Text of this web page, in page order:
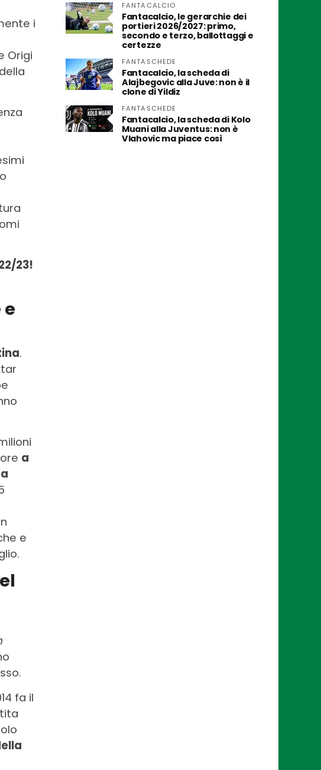
i
Origi
23!
.
a
e
fa il
FANTACALCIO
Fantacalcio, le gerarchie dei
portieri 2026/2027: primo,
secondo e terzo, ballottaggi e
certezze
FANTASCHEDE
Fantacalcio, la scheda di
Alajbegovic alla Juve: non è il
clone di Yildiz
FANTASCHEDE
Fantacalcio, la scheda di Kolo
Muani alla Juventus: non è
Vlahovic ma piace così